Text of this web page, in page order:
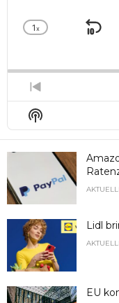
Change
1x
Previous
Episode
Show
Podcast
Information
Lidl
EU